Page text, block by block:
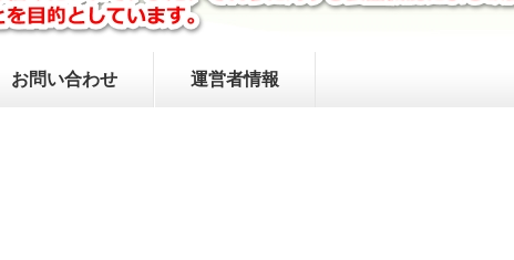
お問い合わせ 運営者情報